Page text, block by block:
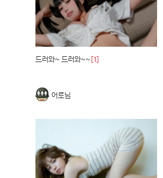
드러와~ 드러와~~ [1]
어로님